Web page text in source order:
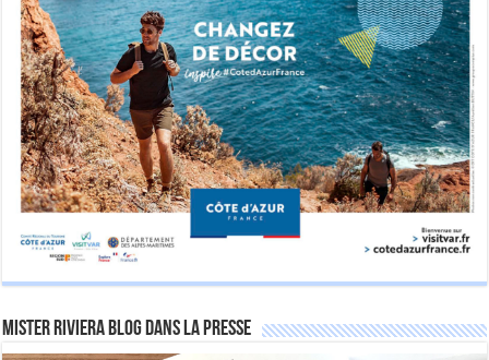
Mister Riviera Blog dans la Presse